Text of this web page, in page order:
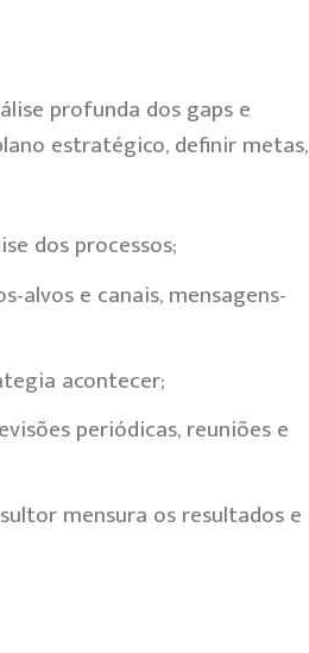
profunda dos gaps e
estratégico, definir metas,
dos processos;
alvos e canais, mensagens-
acontecer;
periódicas, reuniões e
mensura os resultados e